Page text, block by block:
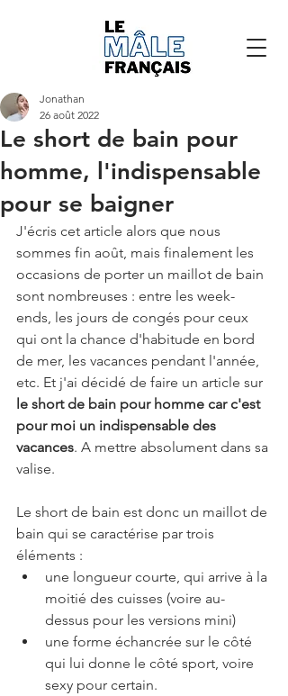
Le short de bain pour
homme, l'indispensable
pour se baigner
Jonathan
26 août 2022
J'écris cet article alors que nous
sommes fin août, mais finalement les
occasions de porter un maillot de bain
sont nombreuses : entre les week-
ends, les jours de congés pour ceux
qui ont la chance d'habitude en bord
de mer, les vacances pendant l'année,
etc. Et j'ai décidé de faire un article sur
le short de bain pour homme car c'est
pour moi un indispensable des
vacances. A mettre absolument dans sa
valise.
Le short de bain est donc un maillot de
bain qui se caractérise par trois
éléments :
une longueur courte, qui arrive à la
moitié des cuisses (voire au-
dessus pour les versions mini)
une forme échancrée sur le côté
qui lui donne le côté sport, voire
sexy pour certain.